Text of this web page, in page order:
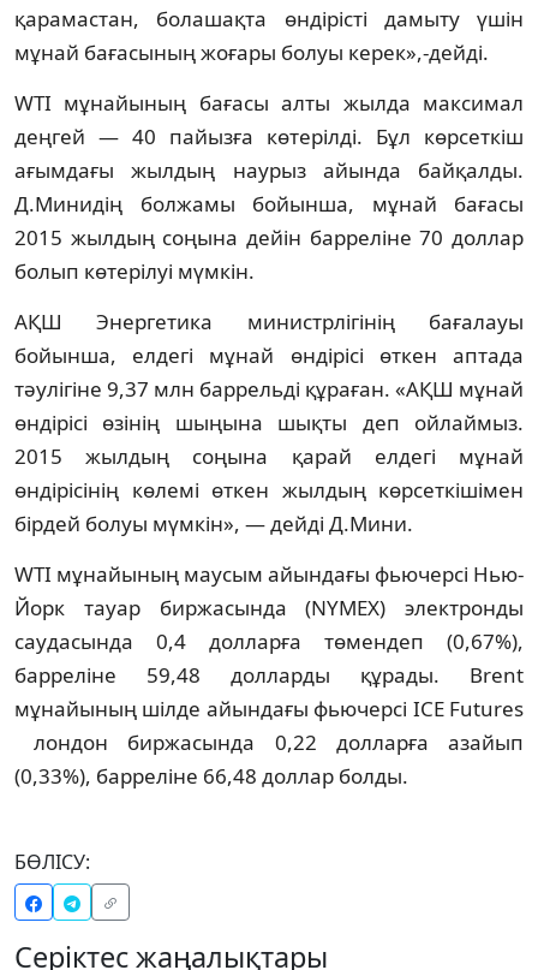
қарамастан, болашақта өндірісті дамыту үшін
мұнай бағасының жоғары болуы керек»,-дейді.
WTI мұнайының бағасы алты жылда максимал
деңгей — 40 пайызға көтерілді. Бұл көрсеткіш
ағымдағы жылдың наурыз айында байқалды.
Д.Минидің болжамы бойынша, мұнай бағасы
2015 жылдың соңына дейін барреліне 70 доллар
болып көтерілуі мүмкін.
АҚШ Энергетика министрлігінің бағалауы
бойынша, елдегі мұнай өндірісі өткен аптада
тәулігіне 9,37 млн баррельді құраған. «АҚШ мұнай
өндірісі өзінің шыңына шықты деп ойлаймыз.
2015 жылдың соңына қарай елдегі мұнай
өндірісінің көлемі өткен жылдың көрсеткішімен
бірдей болуы мүмкін», — дейді Д.Мини.
WTI мұнайының маусым айындағы фьючерсі Нью-
Йорк тауар биржасында (NYMEX) электронды
саудасында 0,4 долларға төмендеп (0,67%),
барреліне 59,48 долларды құрады. Brent
мұнайының шілде айындағы фьючерсі ICE Futures
лондон биржасында 0,22 долларға азайып
(0,33%), барреліне 66,48 доллар болды.
БӨЛІСУ:
Серіктес жаңалықтары